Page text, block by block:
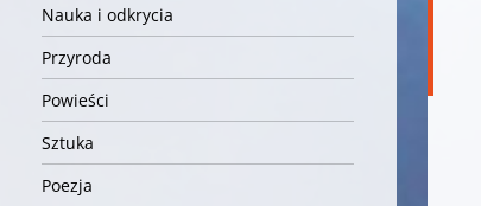
Nauka i odkrycia
Przyroda
Powieści
Sztuka
Poezja